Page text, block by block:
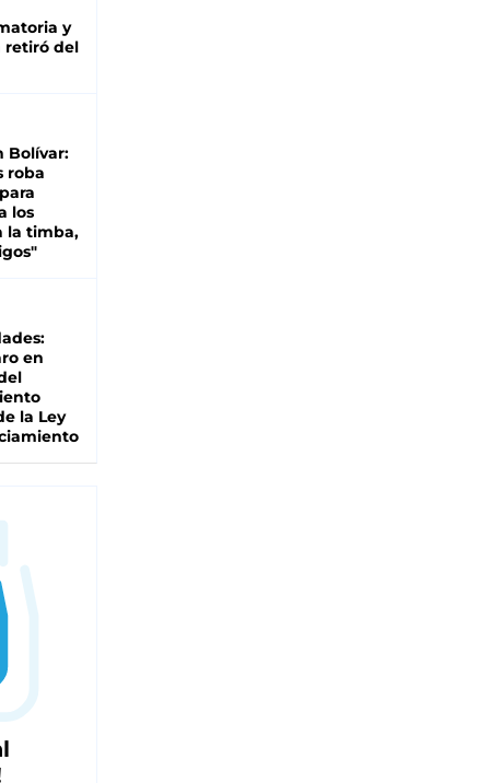
y
retiró del
Bolívar:
roba
los
la timba,
en
la Ley